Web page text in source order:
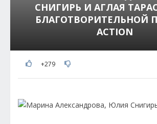
СНИГИРЬ И АГЛАЯ
БЛАГОТВОРИТЕЛЬНОЙ
ACTION
+279